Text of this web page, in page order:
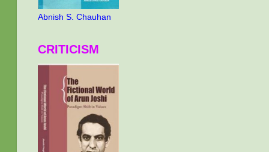
Abnish S. Chauhan
CRITICISM